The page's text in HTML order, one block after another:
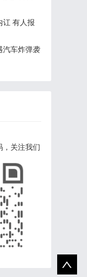
讧 有人报
汽车炸弹袭
，关注我们